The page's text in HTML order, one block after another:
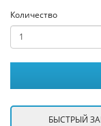
Количество
БЫСТРЫЙ